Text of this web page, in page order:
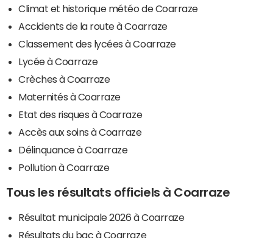
Climat et historique météo de Coarraze
Accidents de la route à Coarraze
Classement des lycées à Coarraze
Lycée à Coarraze
Crèches à Coarraze
Maternités à Coarraze
Etat des risques à Coarraze
Accès aux soins à Coarraze
Délinquance à Coarraze
Pollution à Coarraze
Tous les résultats officiels à Coarraze
Résultat municipale 2026 à Coarraze
Résultats du bac à Coarraze